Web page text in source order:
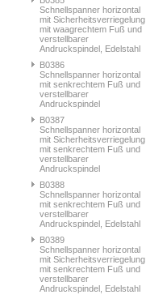
Schnellspanner horizontal
mit Sicherheitsverriegelung
mit waagrechtem Fuß und
verstellbarer
Andruckspindel, Edelstahl
B0386
Schnellspanner horizontal
mit senkrechtem Fuß und
verstellbarer
Andruckspindel
B0387
Schnellspanner horizontal
mit Sicherheitsverriegelung
mit senkrechtem Fuß und
verstellbarer
Andruckspindel
B0388
Schnellspanner horizontal
mit senkrechtem Fuß und
verstellbarer
Andruckspindel, Edelstahl
B0389
Schnellspanner horizontal
mit Sicherheitsverriegelung
mit senkrechtem Fuß und
verstellbarer
Andruckspindel, Edelstahl